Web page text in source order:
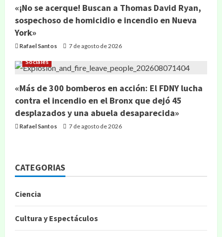
«¡No se acerque! Buscan a Thomas David Ryan,
sospechoso de homicidio e incendio en Nueva
York»
Rafael Santos 7 de agosto de 2026
Sociales
«Más de 300 bomberos en acción: El FDNY lucha
contra el incendio en el Bronx que dejó 45
desplazados y una abuela desaparecida»
Rafael Santos 7 de agosto de 2026
CATEGORIAS
Ciencia
Cultura y Espectáculos